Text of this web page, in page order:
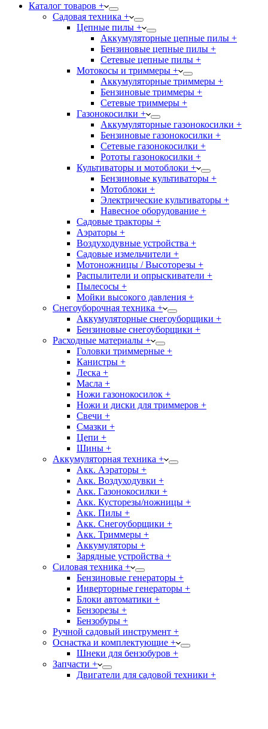
Каталог товаров +
Садовая техника +
Цепные пилы +
Аккумуляторные цепные пилы +
Бензиновые цепные пилы +
Сетевые цепные пилы +
Мотокосы и триммеры +
Аккумуляторные триммеры +
Бензиновые триммеры +
Сетевые триммеры +
Газонокосилки +
Аккумуляторные газонокосилки +
Бензиновые газонокосилки +
Сетевые газонокосилки +
Рототы газонокосилки +
Культиваторы и мотоблоки +
Бензиновые культиваторы +
Мотоблоки +
Электрические культиваторы +
Навесное оборудование +
Садовые тракторы +
Аэраторы +
Воздуходувные устройства +
Садовые измельчители +
Мотоножницы / Высоторезы +
Распылители и опрыскиватели +
Пылесосы +
Мойки высокого давления +
Снегоуборочная техника +
Аккумуляторные снегоуборщики +
Бензиновые снегоуборщики +
Расходные материалы +
Головки триммерные +
Канистры +
Леска +
Масла +
Ножи газонокосилок +
Ножи и диски для триммеров +
Свечи +
Смазки +
Цепи +
Шины +
Аккумуляторная техника +
Акк. Аэраторы +
Акк. Воздуходувки +
Акк. Газонокосилки +
Акк. Кусторезы/ножницы +
Акк. Пилы +
Акк. Снегоуборщики +
Акк. Триммеры +
Аккумуляторы +
Зарядные устройства +
Силовая техника +
Бензиновые генераторы +
Инверторные генераторы +
Блоки автоматики +
Бензорезы +
Бензобуры +
Ручной садовый инструмент +
Оснастка и комплектующие +
Шнеки для бензобуров +
Запчасти +
Двигатели для садовой техники +